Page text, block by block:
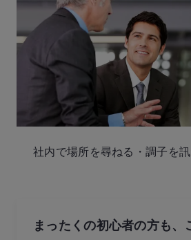
社内で場所を尋ねる・調子を
まったくの初心者の方も、